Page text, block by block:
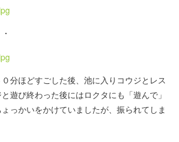
分ほどすごした後、池に入りコウジとレス
遊び終わった後にはロクタにも「遊んで」
っかいをかけていましたが、振られてしま